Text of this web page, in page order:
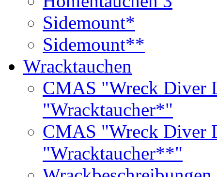
Sidemount*
Sidemount**
Wracktauchen
CMAS "Wreck Diver
"Wracktaucher*"
CMAS "Wreck Diver
"Wracktaucher**"